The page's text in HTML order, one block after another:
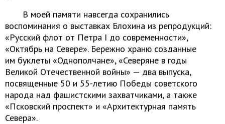
В моей памяти навсегда сохранились
воспоминания о выставках Блохина из репродукций:
«Русский флот от Петра I до современности»,
«Октябрь на Севере». Бережно храню созданные
им буклеты «Однополчане», «Северяне в годы
Великой Отечественной войны» — два выпуска,
посвященные 50 и 55-летию Победы советского
народа над фашистскими захватчиками, а также
«Псковский проспект» и «Архитектурная память
Севера».